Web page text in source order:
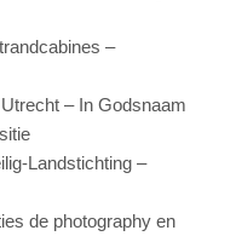
–
– In Godsnaam
Landstichting –
de photography en